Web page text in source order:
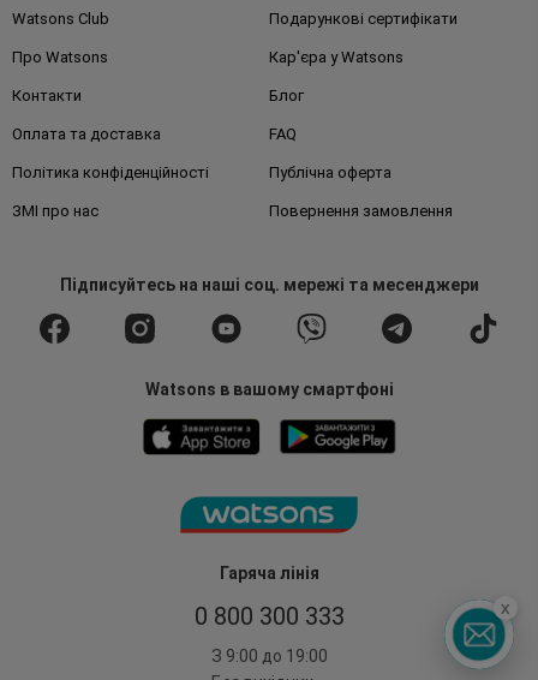
Гаряча лінія
0 800 300 333
З 9:00 до 19:00
Watsons Club Подарункові сертифікати
Про Watsons Кар'єра у Watsons
Контакти Блог
Оплата та доставка FAQ
Політика конфіденційності Публічна оферта
ЗМІ про нас Повернення замовлення
Підписуйтесьна наші соц. мережі та месенджери
Watsons в вашому смартфоні
x